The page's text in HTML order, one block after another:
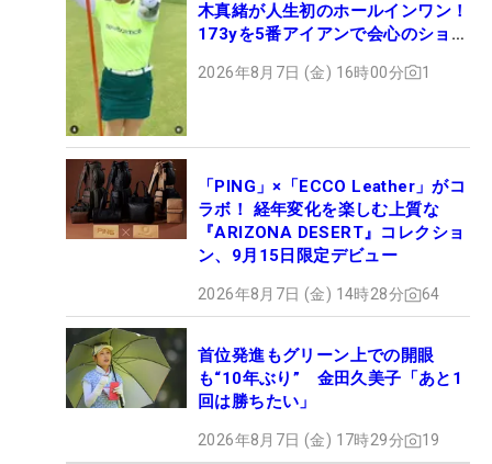
木真緒が人生初のホールインワン！
173yを5番アイアンで会心のショッ
2026年8月7日 (金) 16時00分 1
「PING」×「ECCO Leather」がコ
ラボ！ 経年変化を楽しむ上質な
『ARIZONA DESERT』コレクショ
ン、9月15日限定デビュー
2026年8月7日 (金) 14時28分 64
首位発進もグリーン上での開眼
も“10年ぶり” 金田久美子「あと1
回は勝ちたい」
2026年8月7日 (金) 17時29分 19